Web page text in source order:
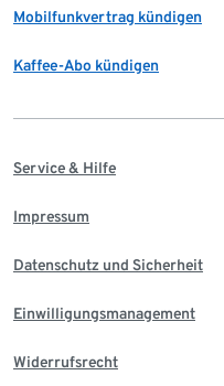
Mobilfunkvertrag kündigen
Kaffee-Abo kündigen
Service & Hilfe
Impressum
Datenschutz und Sicherheit
Einwilligungsmanagement
Widerrufsrecht